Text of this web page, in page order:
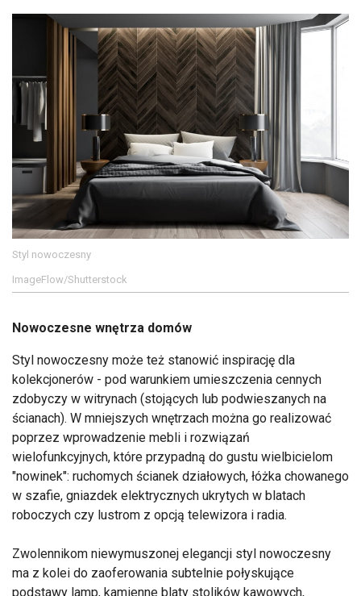
Styl nowoczesny
ImageFlow/Shutterstock
Nowoczesne wnętrza domów
Styl nowoczesny może też stanowić inspirację dla
kolekcjonerów - pod warunkiem umieszczenia cennych
zdobyczy w witrynach (stojących lub podwieszanych na
ścianach). W mniejszych wnętrzach można go realizować
poprzez wprowadzenie mebli i rozwiązań
wielofunkcyjnych, które przypadną do gustu wielbicielom
"nowinek": ruchomych ścianek działowych, łóżka chowanego
w szafie, gniazdek elektrycznych ukrytych w blatach
roboczych czy lustrom z opcją telewizora i radia.
Zwolennikom niewymuszonej elegancji styl nowoczesny
ma z kolei do zaoferowania subtelnie połyskujące
podstawy lamp, kamienne blaty stolików kawowych,